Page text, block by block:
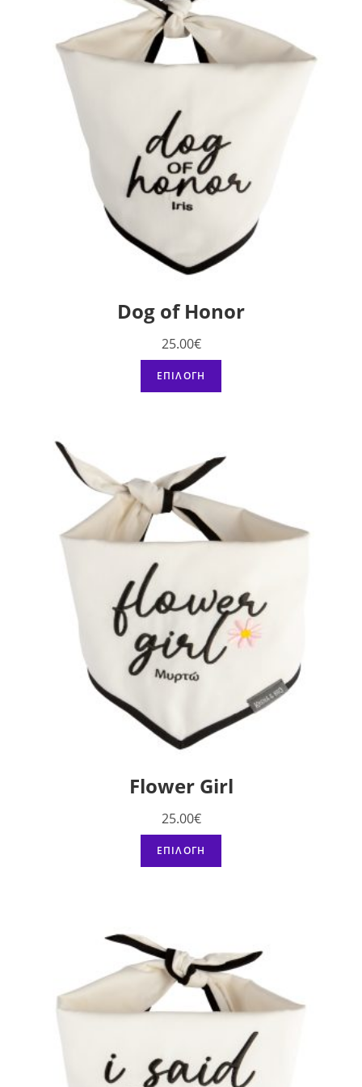
Dog of Honor
25.00€
ΕΠΙΛΟΓΉ
Flower Girl
25.00€
ΕΠΙΛΟΓΉ